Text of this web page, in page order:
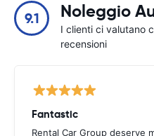
9.1 Noleggio
I clienti ci valutano
recensioni
Fantastic
Rental Car Group deserve